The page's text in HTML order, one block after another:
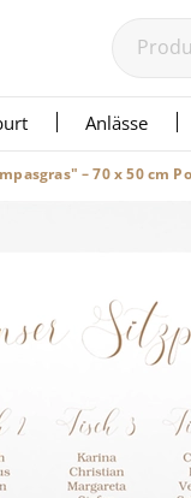
Anlässe
– 70 x 50 cm